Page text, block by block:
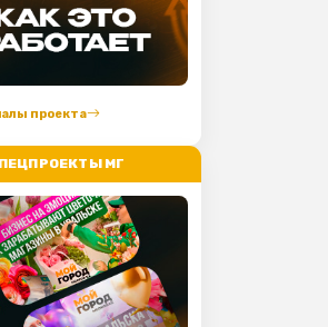
проекта
МГ